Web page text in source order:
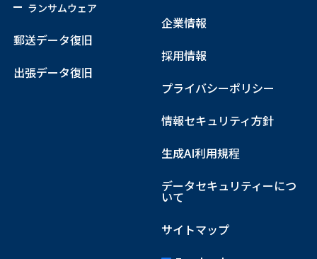
ランサムウェア
郵送データ復旧
出張データ復旧
企業情報
採用情報
プライバシーポリシー
情報セキュリティ方針
生成AI利用規程
データセキュリティーにつ
いて
サイトマップ